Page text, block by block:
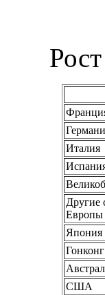
Италия
Другие
Европы
Япония
Гонконг
США